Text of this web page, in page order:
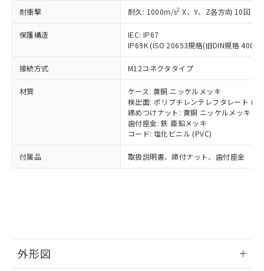
耐衝撃 耐久: 1000m/s2 X、Y、Z各方向 10回
保護構造
IEC: IP67
IP69K (ISO 20653規格(旧DIN規格
接続方式 M12コネクタタイプ
材質
ケース: 黄銅 ニッケルメッキ
検出面: ポリブチレンテレフタレート
締めつけナット: 黄銅 ニッケルメッキ
歯付座金: 鉄 亜鉛メッキ
コード: 塩化ビニル (PVC)
付属品 取扱説明書、締付ナット、歯付座金
外形図
覧された時点での実際の在庫および標
準価格とは異なる場合があることをご
了承ください。
正式な納期状況および標準価格はお客
様のお取引先、またはお客様担当のオ
ムロン制御機器販売店・当社販売員に
ご相談ください。
オムロン制御機器販売店や当社販売拠
販売ネットワーク
」をご確認
在庫状況および標準価格結果を当社の
事前の承諾なく第三者に漏洩または開
示しないようお願いします。
マイパーツ機能（部品リスト作成サー
および当社の共同利用者が、当社の製
ミウム(Cd) 100ppm以下、
六価クロム(Cr(Ⅵ)) 1000ppm以下、ポリ臭化ビフェニル
ル) (DEHP)(別名：DOP) 1000ppm以下、フタル酸ブチ
ルベンジル（BBP） 1000ppm以下、フタル酸ジブチル
（DBP） 1000ppm以下、フタル酸ジイソブチル
(DIBP) 1000ppm以下
但し、RoHS指令で産業用監視および制御機器に対する
フタル酸エステル類の４物質については閾値を超える意
図的な使用がないことを確認しています。
部品在庫の切り替え状況などにより、予定
月が前後することがあります。
とができます。
Pb(鉛) :1000ppm、 Hg(水銀) : 1000ppm、 Cd(カドミウ
Cr(Ⅵ)(六価クロム) : 1000ppm、 PBBs(ポリ臭化ビフェ
ニル類) : 1000ppm、 PBDEs(ポリ臭化ジフェニルエーテ
ル類) : 1000ppm、
DBP(フタル酸ジブチル) : 1000ppm、 DIBP(フタル酸ジ
イソブチル) : 1000ppm、 BBP(フタル酸ブチルベンジ
ル) : 1000ppm、
DEHP(フタル酸ビス(2-エチルヘキシル)) : 1000ppm
※2 環境保護使用期限
「ｅ」：有害物質（10物質）のすべてが基
準値以下であることを示します。
「10」：通常の使用状況下において有害物
質が外部に漏えいし、環境に深刻な影響を
可)を取得するなどの必要な手続きを
当社は規制貨物を破棄する場合は、完
全に破砕するなど、違法に輸出されな
いよう必要な手段を講じます。
当社は貴社製品を、核兵器、ミサイ
ル、化学兵器、生物兵器またはその他
武器並びにこれらの製造装置等に一切
使用いたしません。
当社は、貴社製品を第三者に販売する
場合は、上記1、2および3の内容を当
該第三者に通知します。また当社は、
販売先および販売に係わる関係者が違
法に輸出するおそれがある場合は、取
一定数以上の在庫あり
一定数には満たないが在庫あり
在庫なし(最新の在庫状況につ
いては、お客様のお取引先、ま
たはお客様担当のオムロン制御
機器販売店・当社販売員にご確
認ください)
受注生産機種、また在庫状況の